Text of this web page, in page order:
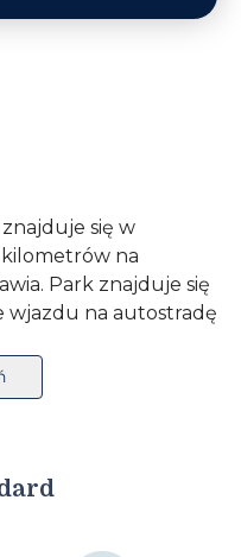
się w
kilometrów na
Park znajduje się
wjazdu na autostradę
z autostradą A8
jest oddalona 25
z łatwością